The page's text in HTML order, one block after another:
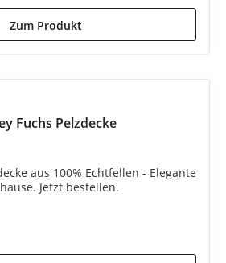
Zum Produkt
Fuchs Pelzdecke
aus 100% Echtfellen - Elegante
Jetzt bestellen.